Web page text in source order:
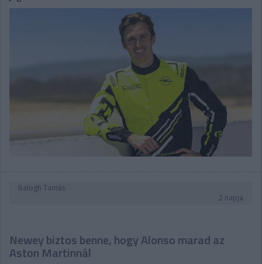
Balogh Tamás
2 napja
Newey biztos benne, hogy Alonso marad az
Aston Martinnál